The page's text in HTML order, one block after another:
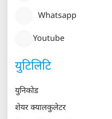
Whatsapp
Youtube
युटिलिटि
युनिकोड
शेयर क्यालकुलेटर